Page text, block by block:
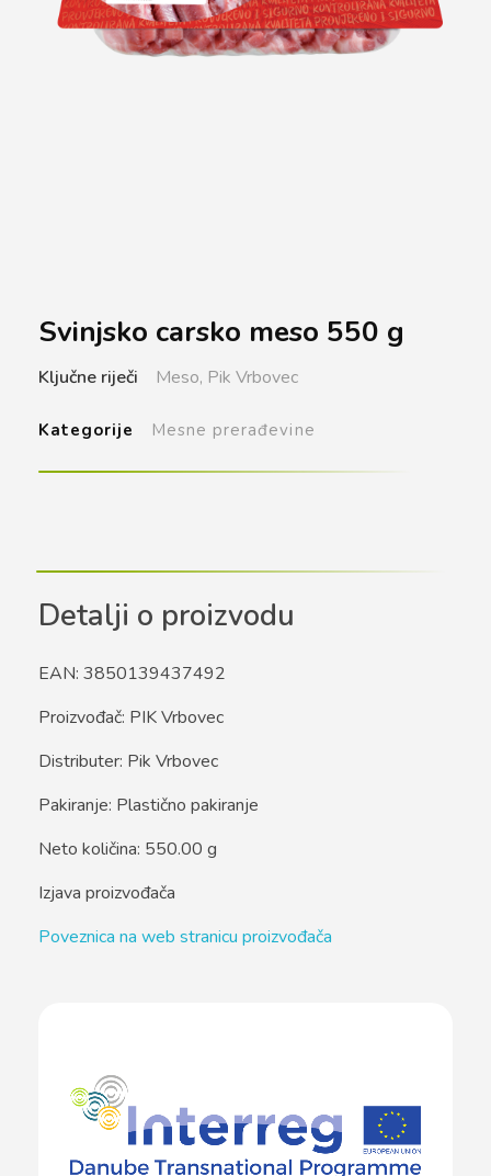
Svinjsko carsko meso 550 g
Ključne riječi Meso, Pik Vrbovec
Kategorije Mesne prerađevine
Detalji o proizvodu
EAN: 3850139437492
Proizvođač: PIK Vrbovec
Distributer: Pik Vrbovec
Pakiranje: Plastično pakiranje
Neto količina: 550.00 g
Izjava proizvođača
Poveznica na web stranicu proizvođača